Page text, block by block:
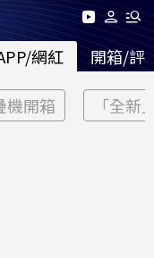
網紅 開箱/評
機開箱 「全新